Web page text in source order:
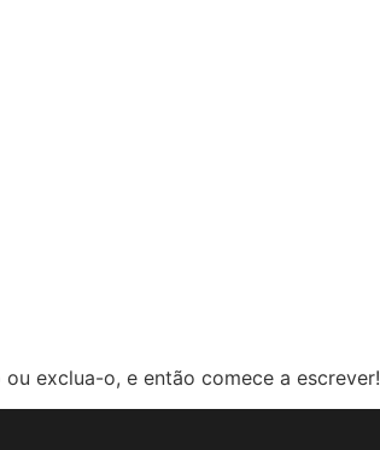
exclua-o, e então comece a escrever!